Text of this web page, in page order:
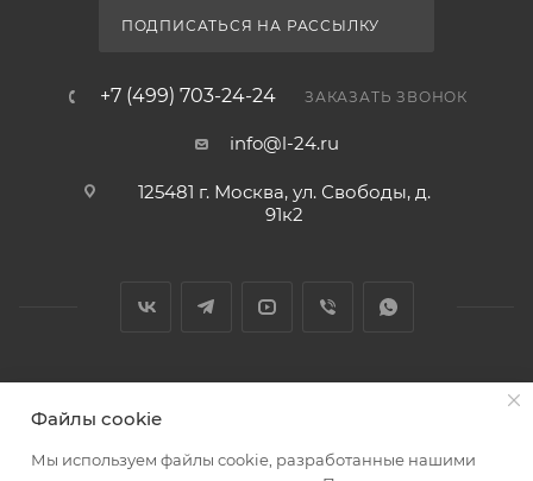
ПОДПИСАТЬСЯ НА РАССЫЛКУ
+7 (499) 703-24-24 ЗАКАЗАТЬ ЗВОНОК
info@l-24.ru
125481 г. Москва, ул. Свободы, д.
91к2
Файлы cookie
Мы используем файлы cookie, разработанные нашими